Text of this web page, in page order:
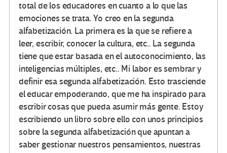
total de los educadores en cuanto a lo que las
emociones se trata. Yo creo en la segunda
alfabetización. La primera es la que se refiere a
leer, escribir, conocer la cultura, etc.. La segunda
tiene que estar basada en el autoconocimiento, las
inteligencias múltiples, etc.. Mi labor es sembrar y
definir esa segunda alfabetización. Esto trasciende
el educar empoderando, que me ha inspirado para
escribir cosas que pueda asumir más gente. Estoy
escribiendo un libro sobre ello con unos principios
sobre la segunda alfabetización que apuntan a
saber gestionar nuestros pensamientos, nuestras